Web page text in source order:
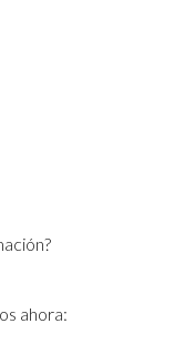
ahora: